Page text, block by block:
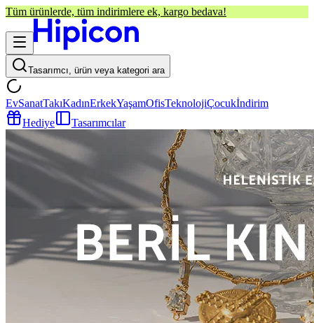
Tüm ürünlerde, tüm indirimlere ek, kargo bedava!
Tasarımcı, ürün veya kategori ara
EvSanatTakıKadınErkekYaşamOfisTeknolojiÇocukİndirim
Hediye
Tasarımcılar